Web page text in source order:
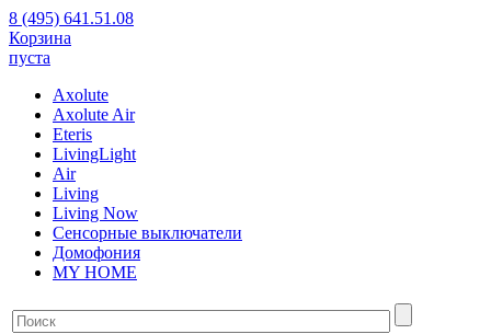
8 (495) 641.51.08
Корзина
пуста
Axolute
Axolute Air
Eteris
LivingLight
Air
Living
Living Now
Сенсорные выключатели
Домофония
MY HOME